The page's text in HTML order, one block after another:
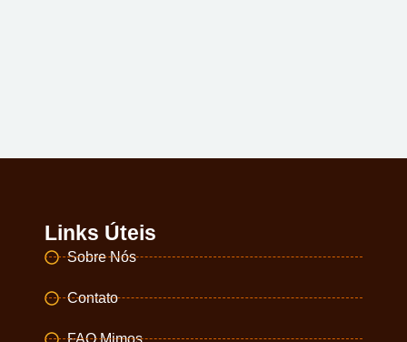
Links Úteis
Sobre Nós
Contato
FAQ Mimos